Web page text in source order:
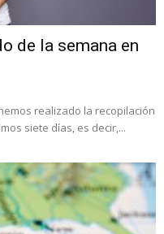
de la semana en
realizado la recopilación
siete días, es decir,...